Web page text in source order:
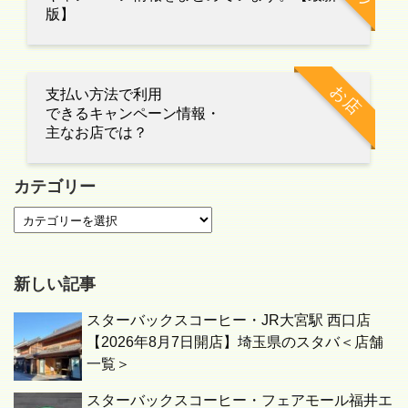
版】
お店
支払い方法で利用
できるキャンペーン情報・
主なお店では？
カテゴリー
新しい記事
スターバックスコーヒー・JR大宮駅 西口店
【2026年8月7日開店】埼玉県のスタバ＜店舗
一覧＞
スターバックスコーヒー・フェアモール福井エ